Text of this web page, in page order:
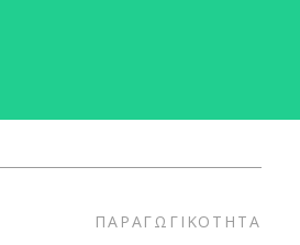
ΠΑΡΑΓΩΓΙΚΟΤΗΤΑ